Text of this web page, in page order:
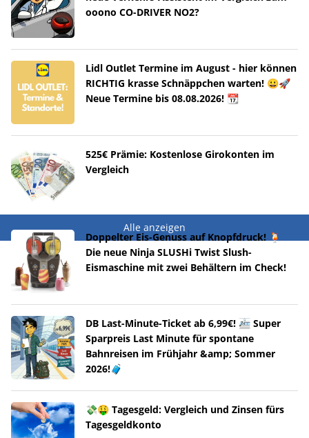
ooono CO-DRIVER NO2?
Lidl Outlet Termine im August - hier können
RICHTIG krasse Schnäppchen warten! 😀🚀
Neue Termine bis 08.08.2026! 📆
525€ Prämie: Kostenlose Girokonten im
Vergleich
Alle anzeigen
Doppelter Eis-Genuss auf Knopfdruck! 🍹
Die neue Ninja SLUSHi Twist Slush-
Eismaschine mit zwei Behältern im Check!
DB Last-Minute-Ticket ab 6,99€! 🚈 Super
Sparpreis Last Minute für spontane
Bahnreisen im Frühjahr &amp; Sommer
2026!🧳
💸🤑 Tagesgeld: Vergleich und Zinsen fürs
Tagesgeldkonto